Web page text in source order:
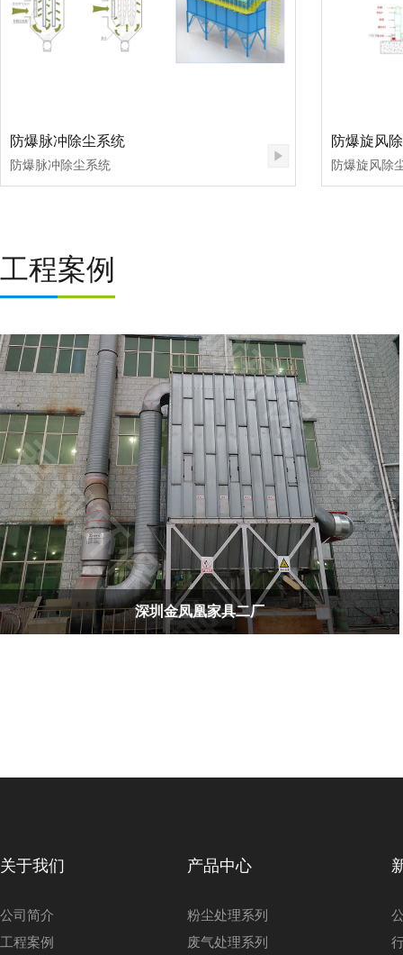
防爆脉冲除尘系统
防爆脉冲除尘系统
防爆旋风
防爆旋风除
工程案例
深圳金凤凰家具二厂
关于我们
公司简介
工程案例
产品中心
粉尘处理系列
废气处理系列